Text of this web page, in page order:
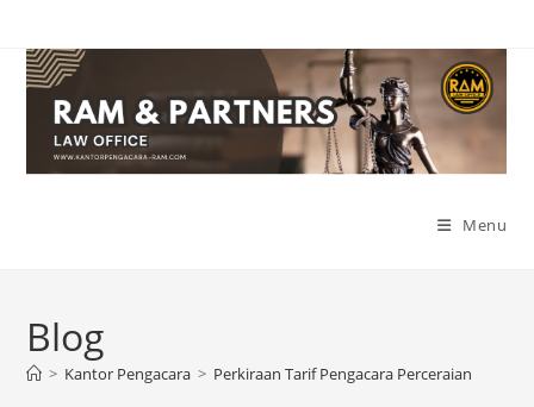
content
Menu
Blog
> Kantor Pengacara > Perkiraan Tarif Pengacara Perceraian